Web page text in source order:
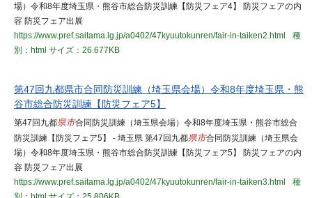
場）令和8年度埼玉県・熊谷市総合防災訓練【防災フェア4】 防災フェアの内
容 防災フェア出展
https://www.pref.saitama.lg.jp/a0402/47kyuutokunren/fair-in-taiken2.html
種
別：html サイズ：26.677KB
第47回九都県市合同防災訓練（埼玉県会場）令和8年度埼玉県・熊
谷市総合防災訓練【防災フェア5】
第47回九都県市合同防災訓練（埼玉県会場）令和8年度埼玉県・熊谷市総合
防災訓練【防災フェア5】 - 埼玉県 第47回九都県市合同防災訓練（埼玉県会
場）令和8年度埼玉県・熊谷市総合防災訓練【防災フェア5】 防災フェアの内
容 防災フェア出展
https://www.pref.saitama.lg.jp/a0402/47kyuutokunren/fair-in-taiken3.html
種